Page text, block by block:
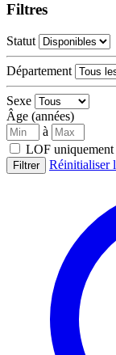
Filtres
Statut
Département
Sexe
Âge (années)
à
LOF uniquement
Filtrer Réinitialiser